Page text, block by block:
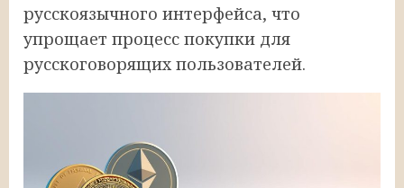
русскоязычного интерфейса, что
упрощает процесс покупки для
русскоговорящих пользователей.